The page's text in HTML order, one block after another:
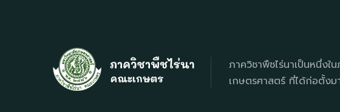
ภาควิชาพืชไร่นาเป็นหนึ่ง
เกษตรศาสตร์ ที่ได้ก่อตั้ง